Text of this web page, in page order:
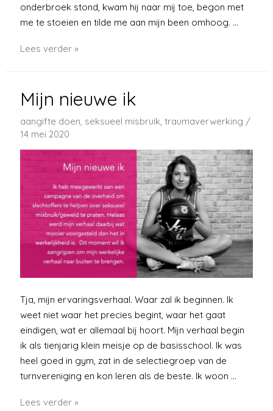
onderbroek stond, kwam hij naar mij toe, begon met
me te stoeien en tilde me aan mijn been omhoog. …
Judoleraar
Lees verder »
Mijn nieuwe ik
aangifte doen, seksueel misbruik,traumaverwerking /
14 mei 2020
Tja, mijn ervaringsverhaal. Waar zal ik beginnen. Ik
weet niet waar het precies begint, waar het gaat
eindigen, wat er allemaal bij hoort. Mijn verhaal begin
ik als tienjarig klein meisje op de basisschool. Ik was
heel goed in gym, zat in de selectiegroep van de
turnvereniging en kon leren als de beste. Ik woon …
Mijn
Lees verder »